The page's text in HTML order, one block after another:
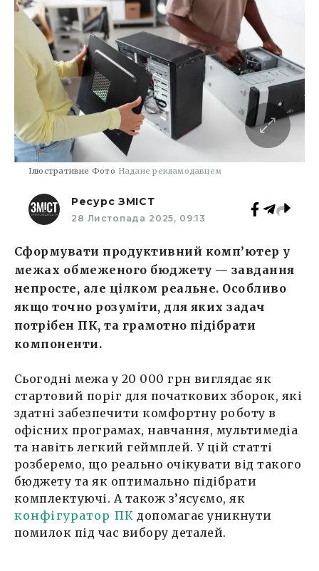
Ілюстративне Фото Надане рекламодавцем
Ресурс ЗМІСТ
28 Листопада 2025, 09:13
Сформувати продуктивний комп’ютер у
межах обмеженого бюджету — завдання
непросте, але цілком реальне. Особливо
якщо точно розуміти, для яких задач
потрібен ПК, та грамотно підібрати
компоненти.
Сьогодні межа у 20 000 грн виглядає як
стартовий поріг для початкових зборок, які
здатні забезпечити комфортну роботу в
офісних програмах, навчання, мультимедіа
та навіть легкий геймплей. У цій статті
розберемо, що реально очікувати від такого
бюджету та як оптимально підібрати
комплектуючі. А також з’ясуємо, як
конфігуратор ПК допомагає уникнути
помилок під час вибору деталей.